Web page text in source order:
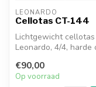
LEONARDO
Cellotas CT-144
Lichtgewicht
Leonardo, 4/4, harde
€90,00
Op voorraad